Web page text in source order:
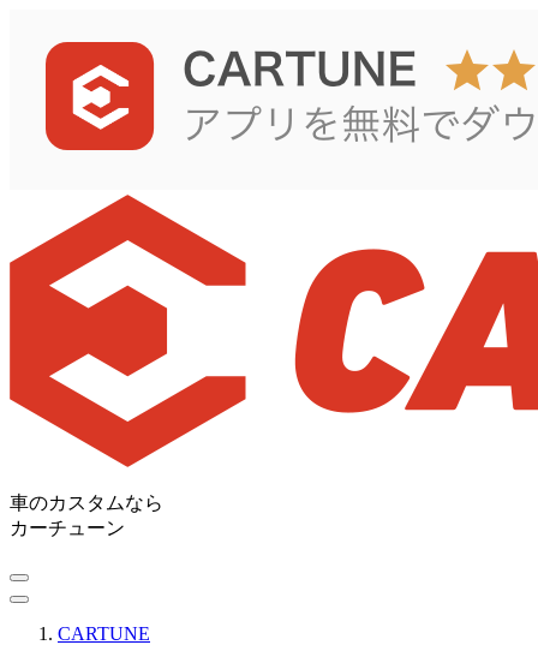
車のカスタムなら
カーチューン
CARTUNE